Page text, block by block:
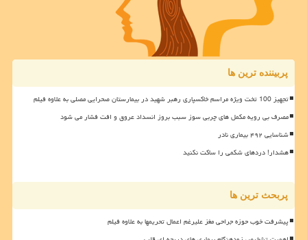
پربیننده ترین ها
تجهیز 100 تخت ویژه مراسم خاکسپاری رهبر شهید در بیمارستان صحرایی مصلی به علاوه فیلم
مصرف بی رویه مکمل های چربی سوز سبب بروز انسداد عروق و افت فشار می شود
شناسایی ۴۹۲ بیماری نادر
هشدار! دردهای شکمی را ساکت نکنید
پربحث ترین ها
پیشرفت خوب حوزه جراحی مغز علیرغم اعمال تحریمها به علاوه فیلم